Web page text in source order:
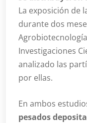
La exposición de
durante dos
Investigaciones
analizado las
por ellas.
En ambos
pesados